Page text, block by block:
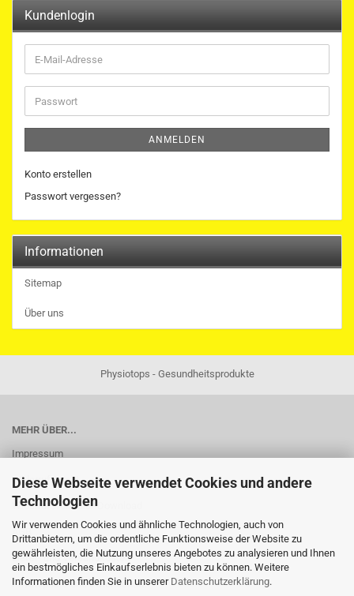
Diese Webseite verwendet Cookies und andere
Technologien
Wir verwenden Cookies und ähnliche Technologien, auch von
Drittanbietern, um die ordentliche Funktionsweise der Website zu
gewährleisten, die Nutzung unseres Angebotes zu analysieren und Ihnen
ein bestmögliches Einkaufserlebnis bieten zu können. Weitere
Informationen finden Sie in unserer Datenschutzerklärung.
Kundenlogin
E-
Mail-
Adresse
Passwort
ANMELDEN
Konto erstellen
Passwort vergessen?
Informationen
Sitemap
Über uns
Physiotops - Gesundheitsprodukte
MEHR ÜBER...
Impressum
Widerrufsrecht
Widerrufsformular-Download
AGB
Liefer- und Versandkosten
Privatsphäre und Datenschutz